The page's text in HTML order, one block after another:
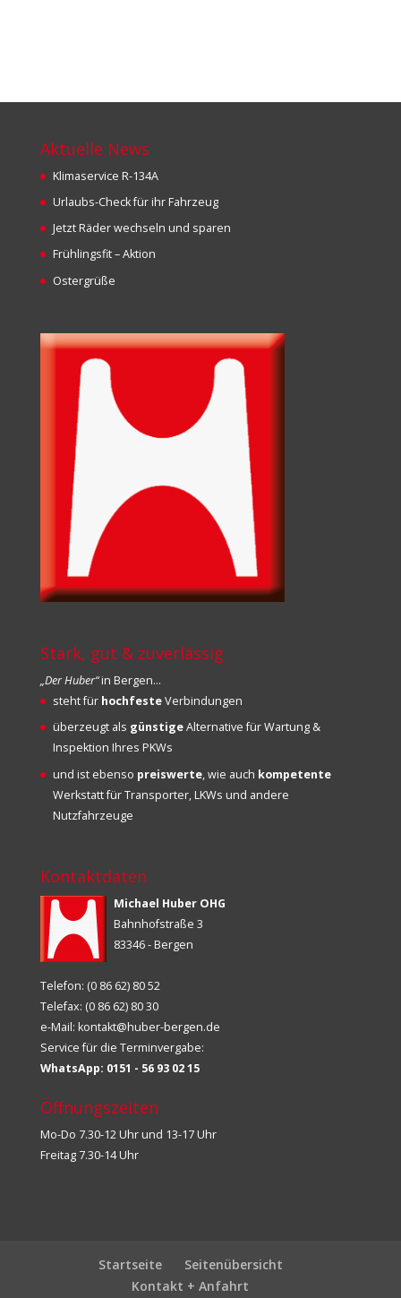
Aktuelle News
Klimaservice R-134A
Urlaubs-Check für ihr Fahrzeug
Jetzt Räder wechseln und sparen
Frühlingsfit – Aktion
Ostergrüße
Stark, gut & zuverlässig
„Der Huber“in Bergen…
steht für hochfesteVerbindungen
überzeugt als günstigeAlternative für Wartung &
Inspektion Ihres PKWs
und ist ebenso preiswerte, wie auch kompetente
Werkstatt für Transporter, LKWs und andere
Nutzfahrzeuge
Kontaktdaten
Michael Huber OHG
Bahnhofstraße 3
83346 - Bergen
Telefon: (0 86 62) 80 52
Telefax: (0 86 62) 80 30
e-Mail: kontakt@huber-bergen.de
Service für die Terminvergabe:
WhatsApp: 0151 - 56 93 02 15
Öffnungszeiten
Mo-Do 7.30-12 Uhr und 13-17 Uhr
Freitag 7.30-14 Uhr
Startseite
Seitenübersicht
Kontakt + Anfahrt